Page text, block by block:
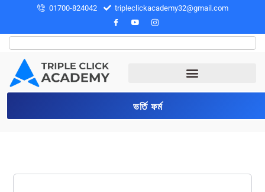
01700-824042 tripleclickacademy32@gmail.com
ভর্তি ফর্ম